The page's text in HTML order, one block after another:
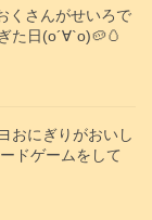
くさんがせいろで
た日(о´∀`о)🥔🥚
おにぎりがおいし
ドゲームをして